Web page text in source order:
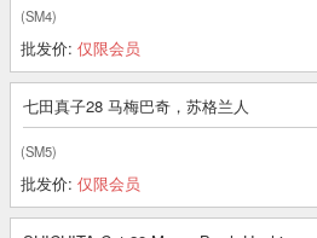
(SM4)
批发价: 仅限会员
七田真子28 马梅巴奇，苏格兰人
(SM5)
批发价: 仅限会员